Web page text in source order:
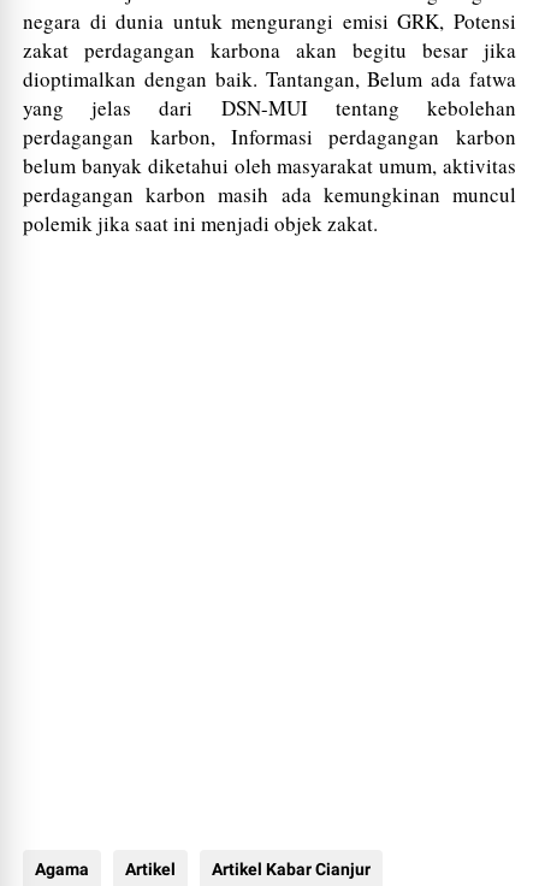
negara di dunia untuk mengurangi emisi GRK, Potensi
zakat perdagangan karbona akan begitu besar jika
dioptimalkan dengan baik. Tantangan, Belum ada fatwa
yang jelas dari DSN-MUI tentang kebolehan
perdagangan karbon, Informasi perdagangan karbon
belum banyak diketahui oleh masyarakat umum, aktivitas
perdagangan karbon masih ada kemungkinan muncul
polemik jika saat ini menjadi objek zakat.
Agama Artikel Artikel Kabar Cianjur